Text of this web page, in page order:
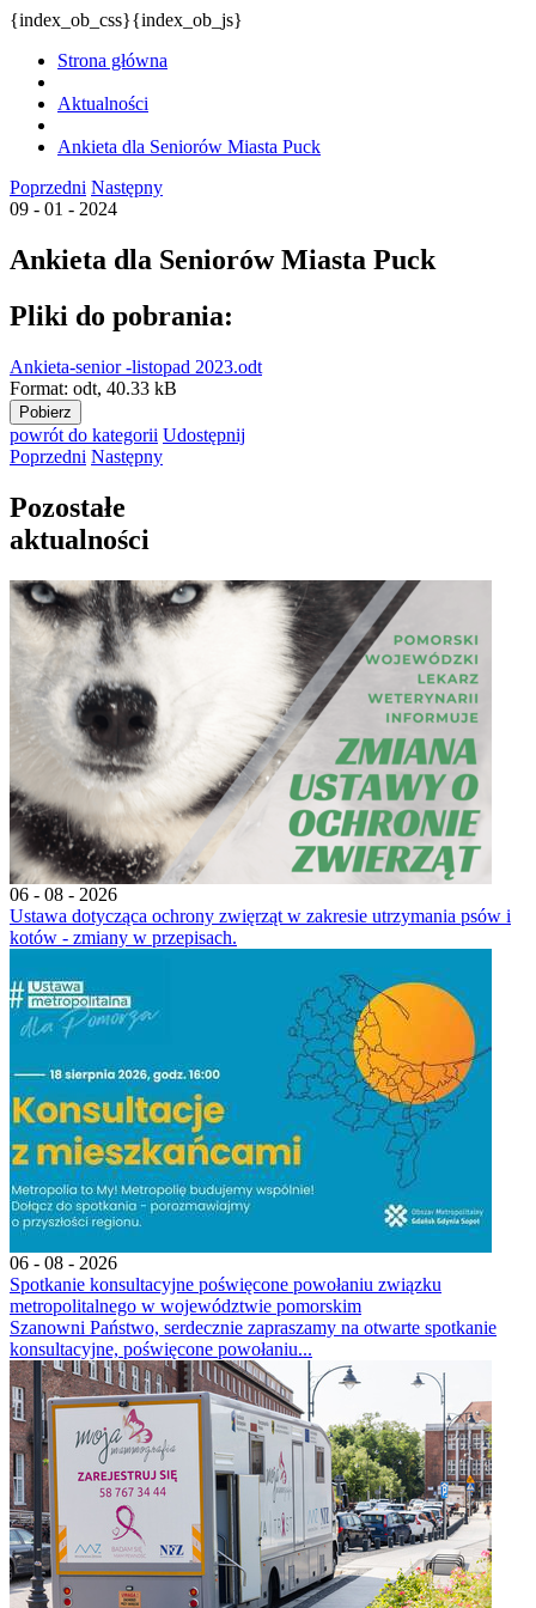
{index_ob_css}{index_ob_js}
Strona główna
Aktualności
Ankieta dla Seniorów Miasta Puck
Poprzedni Następny
09 - 01 - 2024
Ankieta dla Seniorów Miasta Puck
Pliki do pobrania:
Ankieta-senior -listopad 2023.odt
Format: odt, 40.33 kB
Pobierz
powrót do kategorii Udostępnij
Poprzedni Następny
Pozostałe
aktualności
06 - 08 - 2026
Ustawa dotycząca ochrony zwięrząt w zakresie utrzymania psów i
kotów - zmiany w przepisach.
06 - 08 - 2026
Spotkanie konsultacyjne poświęcone powołaniu związku
metropolitalnego w województwie pomorskim
Szanowni Państwo, serdecznie zapraszamy na otwarte spotkanie
konsultacyjne, poświęcone powołaniu...